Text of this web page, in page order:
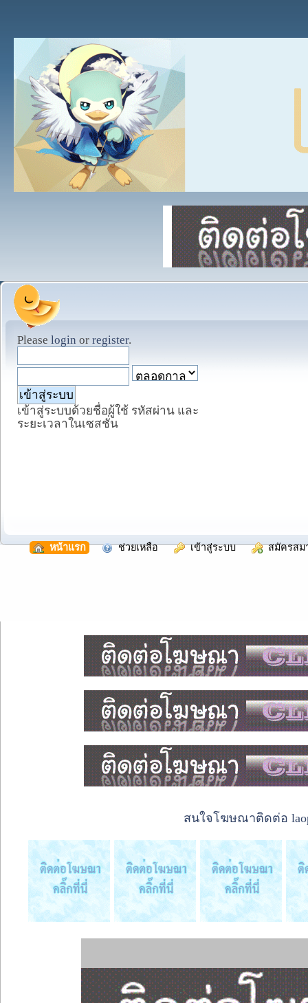
Please login or register.
เข้าสู่ระบบด้วยชื่อผู้ใช้ รหัสผ่าน และ
ระยะเวลาในเซสชั่น
หน้าแรก ช่วยเหลือ เข้าสู่ระบบ สมัครสม
สนใจโฆษณาติดต่อ